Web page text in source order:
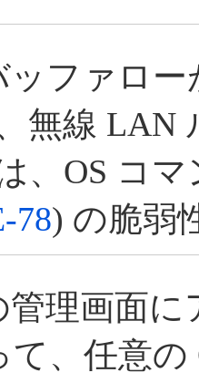
ファロー
無線 LAN
、OS コ
78) の脆弱
管理画面
て、任意の